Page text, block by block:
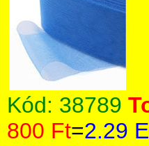
Kód: 38789
800 Ft=2.29